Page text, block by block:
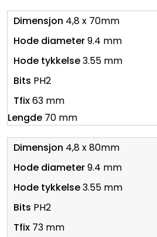
4,8 x 70mm
9.4 mm
3.55 mm
PH2
63 mm
70 mm
4,8 x 80mm
9.4 mm
3.55 mm
PH2
73 mm